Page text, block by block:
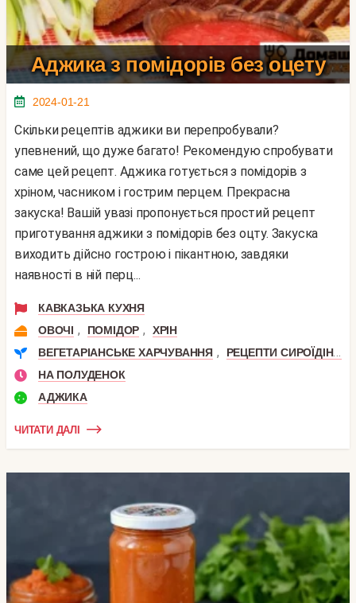
Аджика з помідорів без оцету
2024-01-21
Скільки рецептів аджики ви перепробували?
упевнений, що дуже багато! Рекомендую спробувати
саме цей рецепт. Аджика готується з помідорів з
хріном, часником і гострим перцем. Прекрасна
закуска! Вашій увазі пропонується простий рецепт
приготування аджики з помідорів без оцту. Закуска
виходить дійсно гострою і пікантною, завдяки
наявності в ній перц...
КАВКАЗЬКА КУХНЯ
ОВОЧІ , ПОМІДОР ,
ХРІН
ВЕГЕТАРІАНСЬКЕ ХАРЧУВАННЯ ,
РЕЦЕПТИ СИРОЇДІННЯ
НА ПОЛУДЕНОК
АДЖИКА
ЧИТАТИ ДАЛІ